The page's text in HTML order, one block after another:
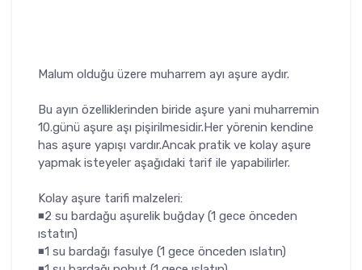
Malum olduğu üzere muharrem ayı aşure aydır.
Bu ayın özelliklerinden biride aşure yani muharremin
10.günü aşure aşı pişirilmesidir.Her yörenin kendine
has aşure yapışı vardır.Ancak pratik ve kolay aşure
yapmak isteyeler aşağıdaki tarif ile yapabilirler.
Kolay aşure tarifi malzeleri:
◾2 su bardağu aşurelik buğday (1 gece önceden
ıstatın)
◾1 su bardağı fasulye (1 gece önceden ıslatın)